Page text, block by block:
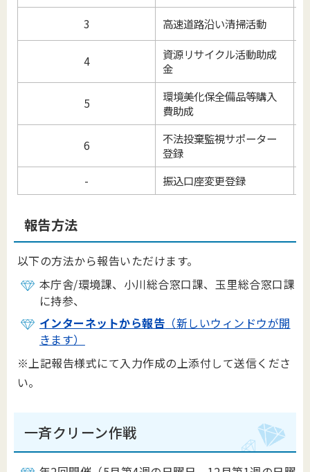
3 高速道路沿い清掃活動
4
資源リサイクル活動助成
金
5
環境美化保全備品等購入
費助成
6
不法投棄監視サポーター
登録
-
振込口座変更登録
報告方法
以下の方法から報告いただけます。
本庁舎/環境課、小川総合窓口課、玉里総合窓口課
に持参、
インターネットから報告 （新しいウィンドウが開
きます）
※上記報告様式にて入力作成の上添付して送信くださ
い。
一斉クリーン作戦